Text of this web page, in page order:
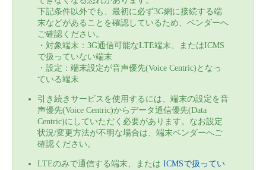
下記条件以外でも、最初に必ず3G網に接続する端
末などがあることを確認しているため、ベンダーへ
ご確認ください。
・対象端末：3G通信可能なLTE端末、またはICMS
で扱っていない端末​
・設定：端末設定が音声優先(Voice Centric)となっ
ている端末​
引き続きサービスを使用するには、端末の設定を音
声優先(Voice Centric)からデータ通信優先(Data
Centric)にしていただく必要があります。なお設定
状況/変更方法が不明な場合は、端末ベンダーへご
確認ください。​
LTEのみで通信する端末、または ICMSで扱ってい